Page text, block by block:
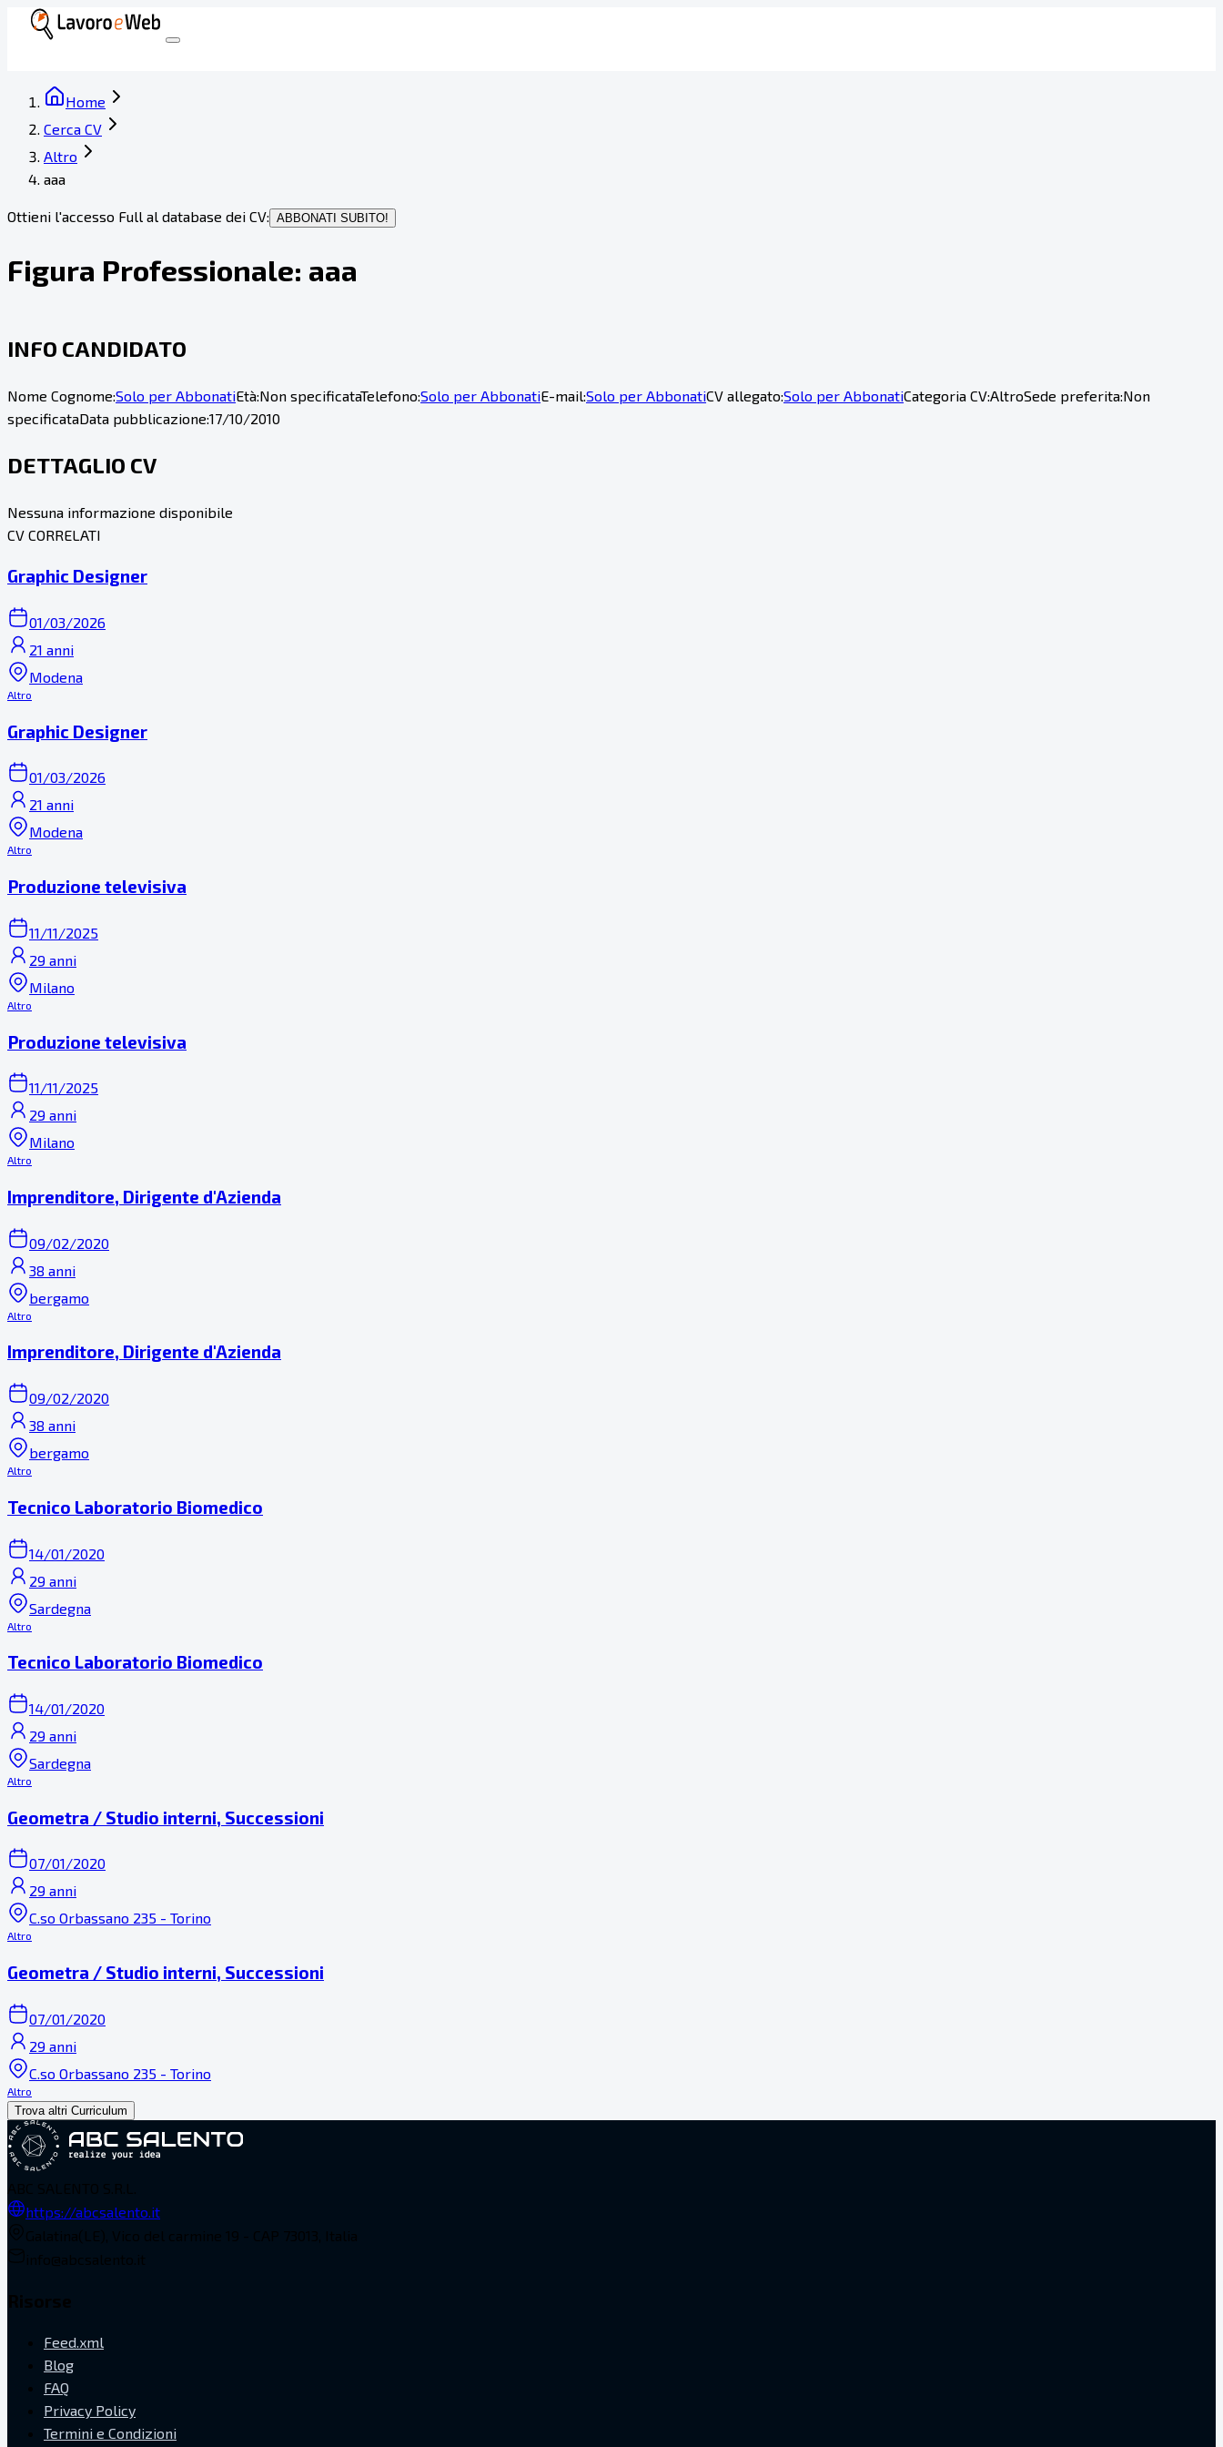
Home
Cerca CV
Altro
aaa
Ottieni l'accesso Full al database dei CV: ABBONATI SUBITO!
Figura Professionale: aaa
INFO CANDIDATO
Nome Cognome:Solo per AbbonatiEtà:Non specificataTelefono:Solo per AbbonatiE-mail:Solo per AbbonatiCV allegato:Solo per AbbonatiCategoria CV:AltroSede preferita:Non
specificataData pubblicazione:17/10/2010
DETTAGLIO CV
Nessuna informazione disponibile
CV CORRELATI
Graphic Designer
01/03/2026
21 anni
Modena
Altro
Graphic Designer
01/03/2026
21 anni
Modena
Altro
Produzione televisiva
11/11/2025
29 anni
Milano
Altro
Produzione televisiva
11/11/2025
29 anni
Milano
Altro
Imprenditore, Dirigente d'Azienda
09/02/2020
38 anni
bergamo
Altro
Imprenditore, Dirigente d'Azienda
09/02/2020
38 anni
bergamo
Altro
Tecnico Laboratorio Biomedico
14/01/2020
29 anni
Sardegna
Altro
Tecnico Laboratorio Biomedico
14/01/2020
29 anni
Sardegna
Altro
Geometra / Studio interni, Successioni
07/01/2020
29 anni
C.so Orbassano 235 - Torino
Altro
Geometra / Studio interni, Successioni
07/01/2020
29 anni
C.so Orbassano 235 - Torino
Altro
Trova altri Curriculum
https://abcsalento.it
Feed.xml
Blog
FAQ
Privacy Policy
Termini e Condizioni